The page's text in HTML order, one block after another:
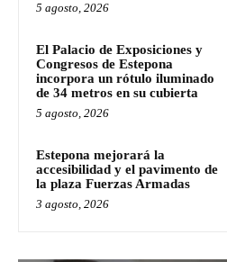
5 agosto, 2026
El Palacio de Exposiciones y
Congresos de Estepona
incorpora un rótulo iluminado
de 34 metros en su cubierta
5 agosto, 2026
Estepona mejorará la
accesibilidad y el pavimento de
la plaza Fuerzas Armadas
3 agosto, 2026